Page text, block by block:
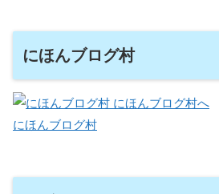
にほんブログ村
にほんブログ村